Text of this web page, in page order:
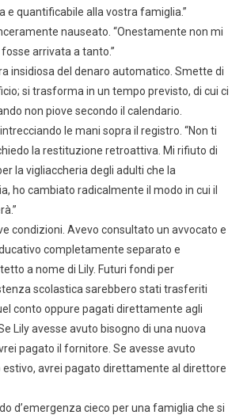
e quantificabile alla vostra famiglia.”
nauseato. “Onestamente non mi
arrivata a tanto.”
insidiosa del denaro automatico. Smette di
si trasforma in un tempo previsto, di cui ci
non piove secondo il calendario.
le mani sopra il registro. “Non ti
la restituzione retroattiva. Mi rifiuto di
la vigliaccheria degli adulti che la
ho cambiato radicalmente il modo in cui il
condizioni. Avevo consultato un avvocato e
completamente separato e
a nome di Lily. Futuri fondi per
scolastica sarebbero stati trasferiti
conto oppure pagati direttamente agli
Lily avesse avuto bisogno di una nuova
pagato il fornitore. Se avesse avuto
estivo, avrei pagato direttamente al direttore
d’emergenza cieco per una famiglia che si